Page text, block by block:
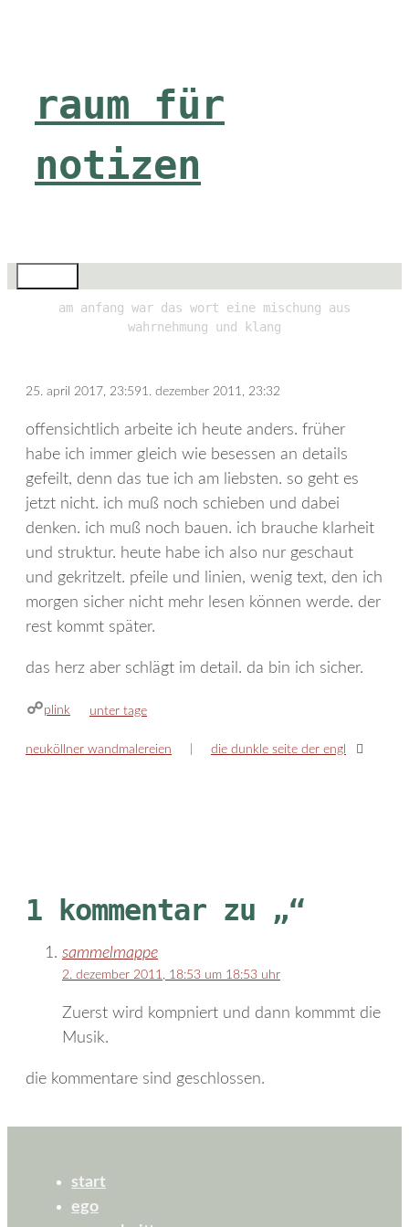
raum für
notizen
am anfang war das wort eine mischung aus
wahrnehmung und klang
25. april 2017, 23:591. dezember 2011, 23:32
offensichtlich arbeite ich heute anders. früher
habe ich immer gleich wie besessen an details
gefeilt, denn das tue ich am liebsten. so geht es
jetzt nicht. ich muß noch schieben und dabei
denken. ich muß noch bauen. ich brauche klarheit
und struktur. heute habe ich also nur geschaut
und gekritzelt. pfeile und linien, wenig text, den ich
morgen sicher nicht mehr lesen können werde. der
rest kommt später.
das herz aber schlägt im detail. da bin ich sicher.
plink kategorien
unter tage
neuköllner wandmalereien die dunkle seite der engl
1 kommentar zu „“
sammelmappe
2. dezember 2011, 18:53 um 18:53 uhr
Zuerst wird kompniert und dann kommmt die
Musik.
die kommentare sind geschlossen.
start
ego